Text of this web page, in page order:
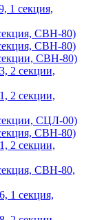
1 секция,
СВН-80)
СВН-80)
СВН-80)
2 секции,
2 секции,
СЦЛ-00)
СВН-80)
2 секции,
СВН-80,
1 секция,